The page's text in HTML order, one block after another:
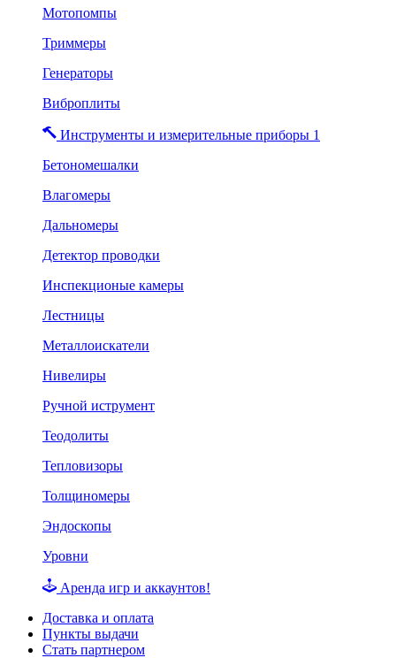
Мотопомпы
Триммеры
Генераторы
Виброплиты
Инструменты и измерительные приборы 1
Бетономешалки
Влагомеры
Дальномеры
Детектор проводки
Инспекционые камеры
Лестницы
Металлоискатели
Нивелиры
Ручной иструмент
Теодолиты
Тепловизоры
Толщиномеры
Эндоскопы
Уровни
Аренда игр и аккаунтов!
Доставка и оплата
Пункты выдачи
Стать партнером